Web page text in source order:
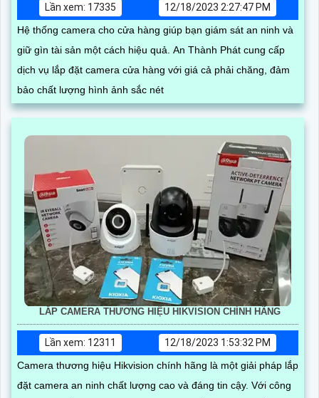
Lần xem: 17335
12/18/2023 2:27:47 PM
Hệ thống camera cho cửa hàng giúp bạn giám sát an ninh và
giữ gìn tài sản một cách hiệu quả. An Thành Phát cung cấp
dịch vụ lắp đặt camera cửa hàng với giá cả phải chăng, đảm
bảo chất lượng hình ảnh sắc nét
LẮP CAMERA THƯƠNG HIỆU HIKVISION CHÍNH HÃNG
Lần xem: 12311
12/18/2023 1:53:32 PM
Camera thương hiệu Hikvision chính hãng là một giải pháp lắp
đặt camera an ninh chất lượng cao và đáng tin cậy. Với công